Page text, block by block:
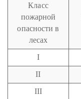
Класс
пожарной
опасности в
лесах
I
II
III